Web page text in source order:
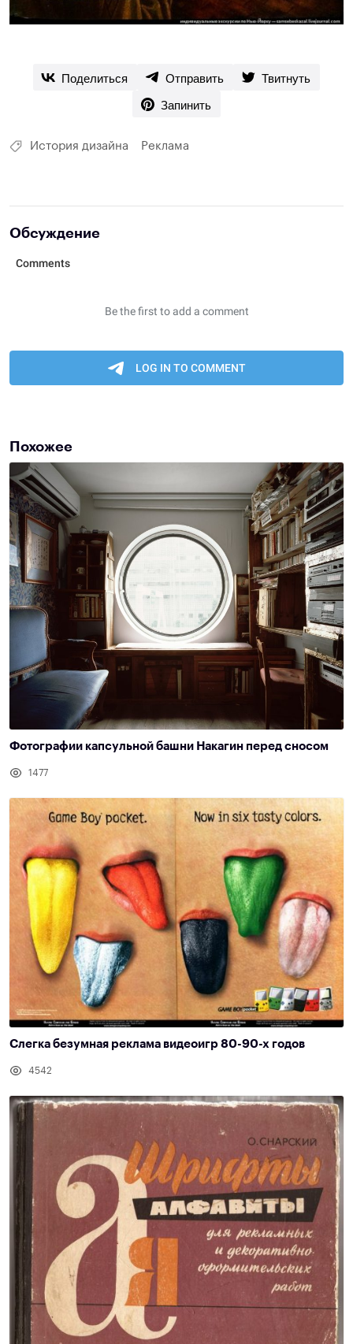
Поделиться Отправить
Твитнуть
Запинить
История дизайна Реклама
Обсуждение
Похожее
Фотографии капсульной башни Накагин перед сносом
1477
Слегка безумная реклама видеоигр 80-90-х годов
4542